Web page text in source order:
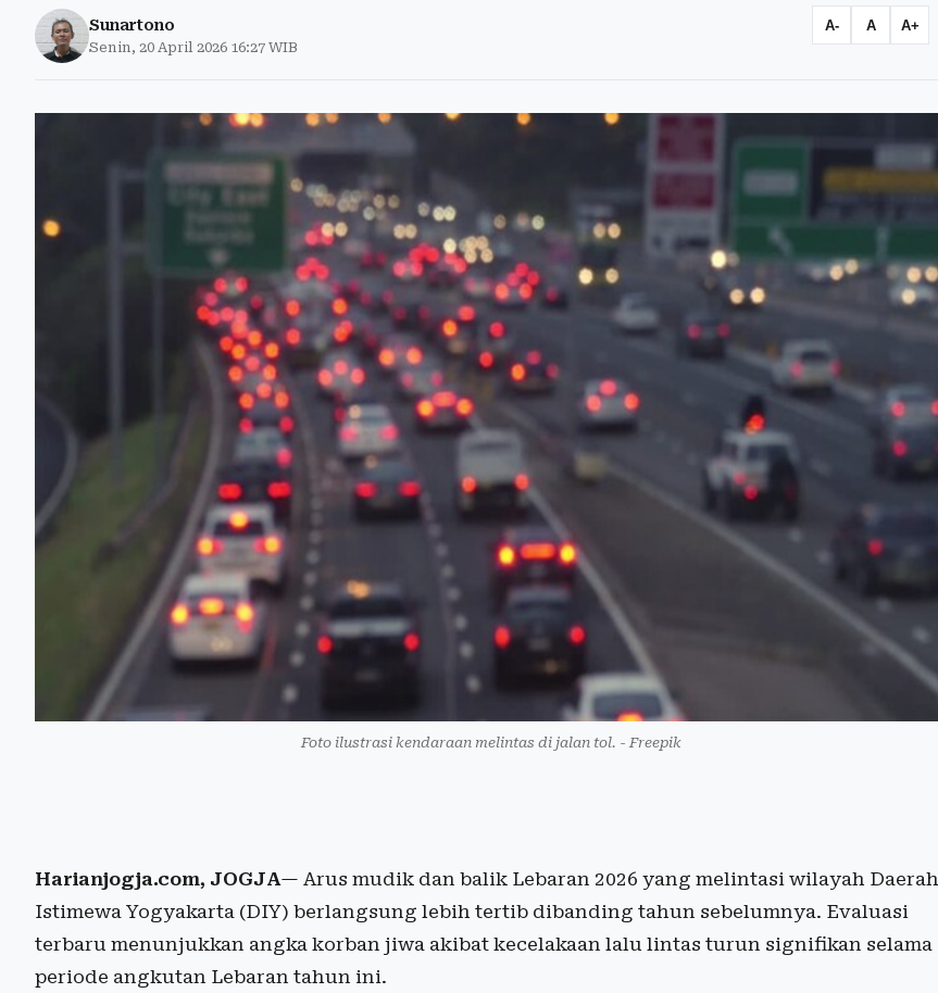
Sunartono
Senin, 20 April 2026 16:27 WIB
A- A A+
Foto ilustrasi kendaraan melintas di jalan tol. - Freepik
Harianjogja.com, JOGJA— Arus mudik dan balik Lebaran 2026 yang melintasi wilayah Daerah
Istimewa Yogyakarta (DIY) berlangsung lebih tertib dibanding tahun sebelumnya. Evaluasi
terbaru menunjukkan angka korban jiwa akibat kecelakaan lalu lintas turun signifikan selama
periode angkutan Lebaran tahun ini.